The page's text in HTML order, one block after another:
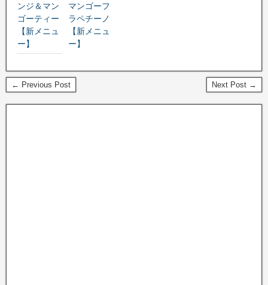
ンジ＆マン
ゴーティー
【新メニュ
ー】
マンゴーフ
ラペチーノ
【新メニュ
ー】
← Previous Post Next Post →